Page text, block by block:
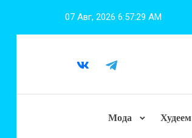
07 Авг, 2026 6:57:30 AM
Мода Худеем